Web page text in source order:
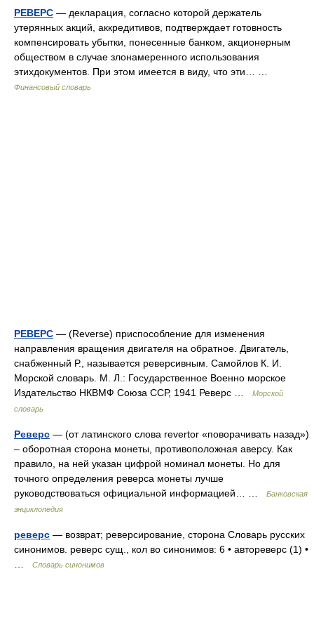
РЕВЕРС — декларация, согласно которой держатель
утерянных акций, аккредитивов, подтверждает готовность
компенсировать убытки, понесенные банком, акционерным
обществом в случае злонамеренного использования
этихдокументов. При этом имеется в виду, что эти… …
Финансовый словарь
РЕВЕРС — (Reverse) приспособление для изменения
направления вращения двигателя на обратное. Двигатель,
снабженный Р., называется реверсивным. Самойлов К. И.
Морской словарь. М. Л.: Государственное Военно морское
Издательство НКВМФ Союза ССР, 1941 Реверс …
Морской
словарь
Реверс — (от латинского слова revertor «поворачивать назад»)
– оборотная сторона монеты, противоположная аверсу. Как
правило, на ней указан цифрой номинал монеты. Но для
точного определения реверса монеты лучше
руководствоваться официальной информацией… …
Банковская
энциклопедия
реверс — возврат; реверсирование, сторона Словарь русских
синонимов. реверс сущ., кол во синонимов: 6 • автореверс (1) •
Словарь синонимов